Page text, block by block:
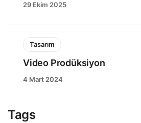
29 Ekim 2025
Tasarım
Video Prodüksiyon
4 Mart 2024
Tags